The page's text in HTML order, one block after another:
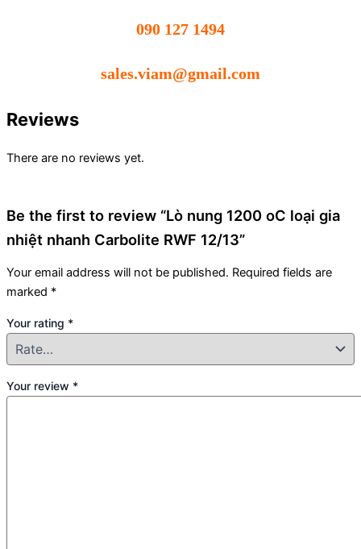
090 127 1494
sales.viam@gmail.com
Reviews
There are no reviews yet.
Be the first to review “Lò nung 1200 oC loại gia
nhiệt nhanh Carbolite RWF 12/13”
Your email address will not be published. Required fields are
marked *
Your rating *
Your review *